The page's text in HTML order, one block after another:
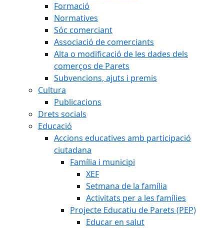
Formació
Normatives
Sóc comerciant
Associació de comerciants
Alta o modificació de les dades dels
comerços de Parets
Subvencions, ajuts i premis
Cultura
Publicacions
Drets socials
Educació
Accions educatives amb participació
ciutadana
Família i municipi
XEF
Setmana de la família
Activitats per a les famílies
Projecte Educatiu de Parets (PEP)
Educar en salut